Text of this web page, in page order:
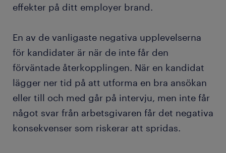
effekter på ditt employer brand.
En av de vanligaste negativa upplevelserna
för kandidater är när de inte får den
förväntade återkopplingen. När en kandidat
lägger ner tid på att utforma en bra ansökan
eller till och med går på intervju, men inte får
något svar från arbetsgivaren får det negativa
konsekvenser som riskerar att spridas.